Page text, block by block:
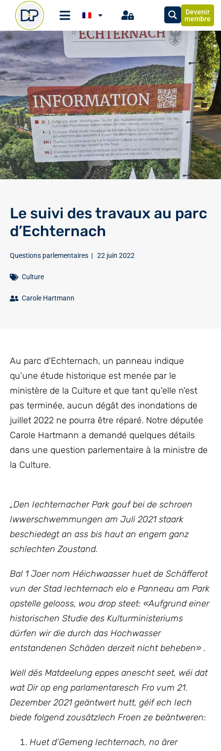
Devenir
membre
Le suivi des travaux au parc
d’Echternach
Questions parlementaires | 22 juin 2022
Culture
Carole Hartmann
Au parc d'Echternach, un panneau indique
qu'une étude historique est menée par le
ministère de la Culture et que tant qu'elle n'est
pas terminée, aucun dégât des inondations de
juillet 2022 ne pourra être réparé. Notre députée
Carole Hartmann a demandé quelques détails
dans une question parlementaire à la ministre de
la Culture.
„Den Iechternacher Park gouf bei de schroen
Iwwerschwemmungen am Juli 2021 staark
beschiedegt an ass bis haut an engem ganz
schlechten Zoustand.
Bal 1 Joer nom Héichwaasser huet de Schäfferot
vun der Stad Iechternach elo e Panneau am Park
opstelle gelooss, wou drop steet: «Aufgrund einer
historischen Studie des Kulturministeriums
dürfen wir die durch das Hochwasser
entstandenen Schäden derzeit nicht beheben» .
Well dës Matdeelung eppes anescht seet, wéi dat
wat Dir op eng parlamentaresch Fro vum 21.
Dezember 2021 geäntwert hutt, géif ech Iech
biede folgend zousätzlech Froen ze beäntweren:
Huet d’Gemeng Iechternach, no ärer